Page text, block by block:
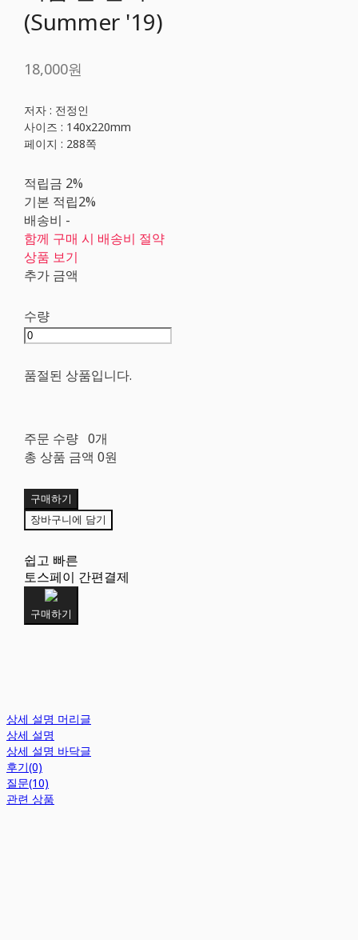
(Summer '19)
18,000원
저자 : 전정인
사이즈 : 140x220mm
페이지 : 288쪽
적립금 2%
기본 적립2%
배송비 -
함께 구매 시 배송비 절약
상품 보기
추가 금액
수량
품절된 상품입니다.
주문 수량 0개
총 상품 금액 0원
구매하기
장바구니에 담기
쉽고 빠른
토스페이 간편결제
구매하기
상세 설명 머리글
상세 설명
상세 설명 바닥글
후기(0)
질문(10)
관련 상품